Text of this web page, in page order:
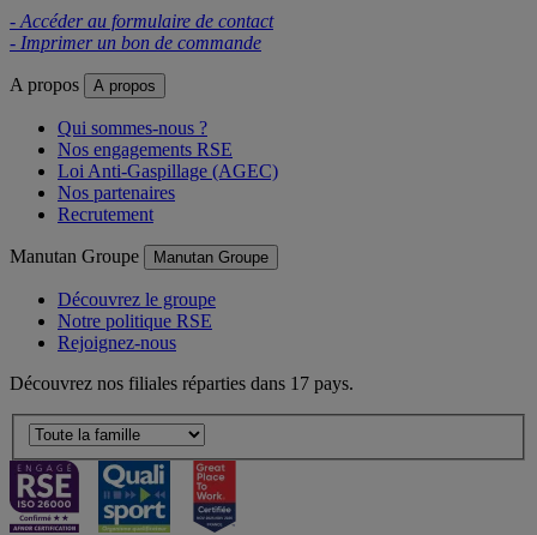
- Accéder au formulaire de contact
- Imprimer un bon de commande
A propos A propos
Qui sommes-nous ?
Nos engagements RSE
Loi Anti-Gaspillage (AGEC)
Nos partenaires
Recrutement
Manutan Groupe Manutan Groupe
Découvrez le groupe
Notre politique RSE
Rejoignez-nous
Découvrez nos filiales réparties dans 17 pays.